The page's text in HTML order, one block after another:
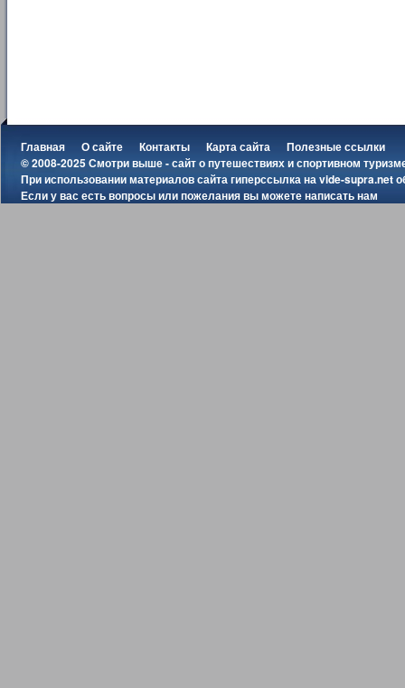
Главная О сайте Контакты Карта сайта
Полезные ссылки
© 2008-2025 Смотри выше - сайт о путешествиях и спортивном
При использовании материалов сайта гиперссылка наvide-supra.net
Если у вас есть вопросы или пожелания вы можетенаписать нам